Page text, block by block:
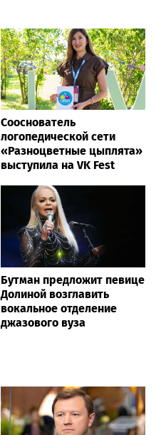
Сооснователь
логопедической сети
«Разноцветные цыплята»
выступила на VK Fest
Бутман предложит певице
Долиной возглавить
вокальное отделение
джазового вуза